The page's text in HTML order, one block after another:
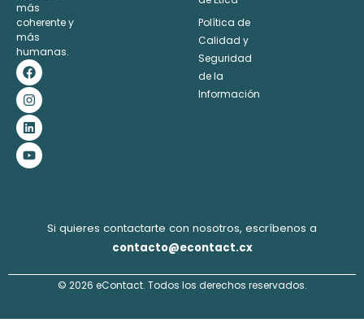
más
coherente y
más
humanas.
F
a
c
e
b
o
o
k
I
n
s
t
a
g
r
a
m
L
i
n
k
e
d
i
n
Y
o
u
t
u
b
e
Política de
Calidad y
Seguridad
de la
Información
Si quieres contactarte con nosotros, escríbenos a
contacto@econtact.cx
© 2026 eContact. Todos los derechos reservados.